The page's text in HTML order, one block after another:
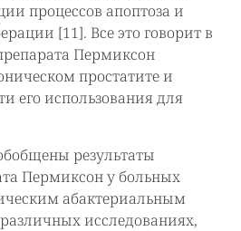
процессов апоптоза и
[11]. Все это говорит в
Пермиксон
простатите и
его использования для
результаты
Пермиксон у больных
абактериальным
исследованиях,